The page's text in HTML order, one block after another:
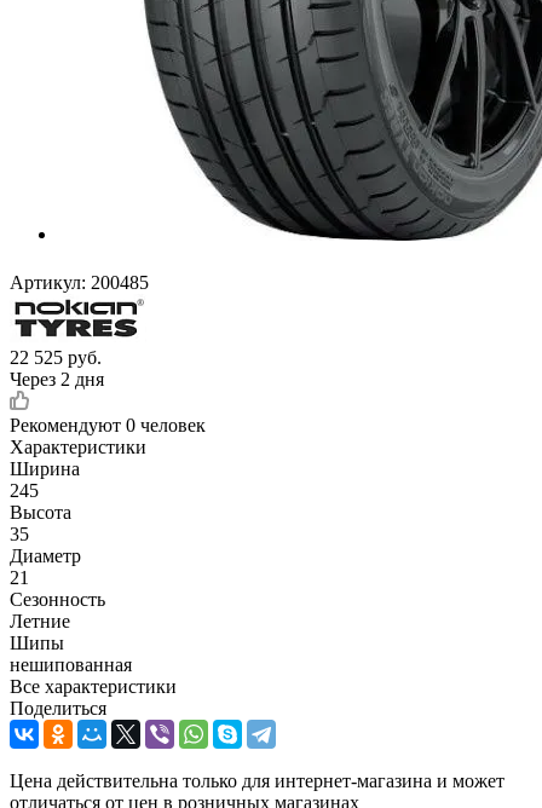
Артикул: 200485
22 525 руб.
Через 2 дня
Рекомендуют 0 человек
Характеристики
Ширина
245
Высота
35
Диаметр
21
Сезонность
Летние
Шипы
нешипованная
Все характеристики
Поделиться
Цена действительна только для интернет-магазина и может
отличаться от цен в розничных магазинах